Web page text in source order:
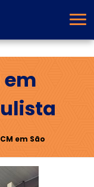
em
em São